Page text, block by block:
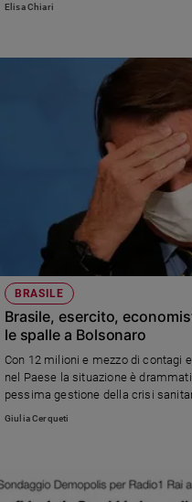
Elisa Chiari
BRASILE
Brasile, esercito,
le spalle a Bolsonaro
Con 12 milioni e mezzo di contagi
nel Paese la situazione è
pessima gestione della crisi
Governo e con la sostituzione dei
Giulia Cerqueti